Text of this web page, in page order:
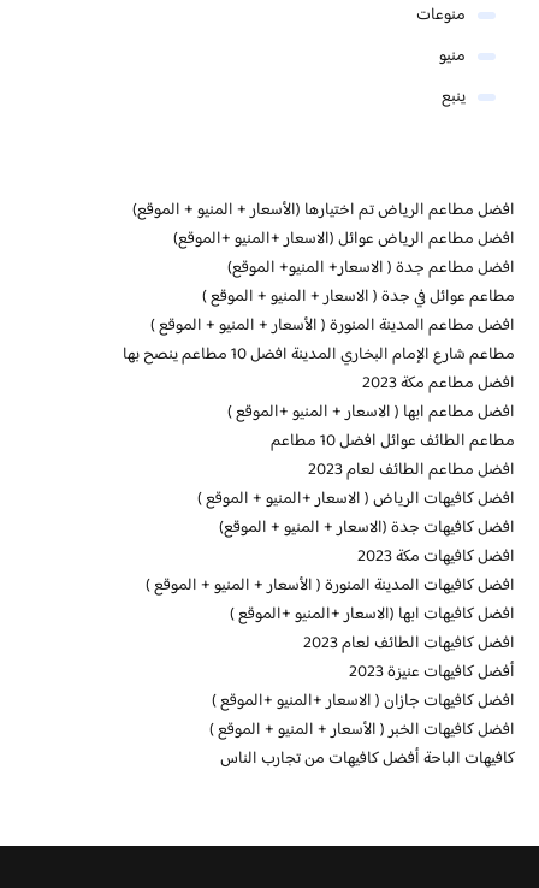
منوعات
منيو
ينبع
افضل مطاعم الرياض تم اختيارها (الأسعار + المنيو + الموقع)
افضل مطاعم الرياض عوائل (الاسعار +المنيو +الموقع)
افضل مطاعم جدة ( الاسعار+ المنيو+ الموقع)
مطاعم عوائل في جدة ( الاسعار + المنيو + الموقع )
افضل مطاعم المدينة المنورة ( الأسعار + المنيو + الموقع )
مطاعم شارع الإمام البخاري المدينة افضل 10 مطاعم ينصح بها
افضل مطاعم مكة 2023
افضل مطاعم ابها ( الاسعار + المنيو +الموقع )
مطاعم الطائف عوائل افضل 10 مطاعم
افضل مطاعم الطائف لعام 2023
افضل كافيهات الرياض ( الاسعار +المنيو + الموقع )
افضل كافيهات جدة (الاسعار + المنيو + الموقع)
افضل كافيهات مكة 2023
افضل كافيهات المدينة المنورة ( الأسعار + المنيو + الموقع )
افضل كافيهات ابها (الاسعار +المنيو +الموقع )
افضل كافيهات الطائف لعام 2023
أفضل كافيهات عنيزة 2023
افضل كافيهات جازان ( الاسعار +المنيو +الموقع )
افضل كافيهات الخبر ( الأسعار + المنيو + الموقع )
كافيهات الباحة أفضل كافيهات من تجارب الناس